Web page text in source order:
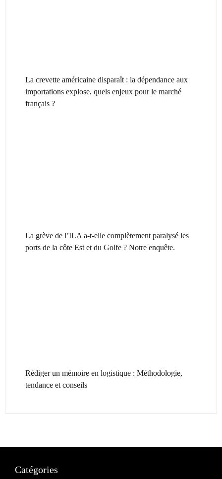
La crevette américaine disparaît : la dépendance aux
importations explose, quels enjeux pour le marché
français ?
La grève de l’ILA a-t-elle complètement paralysé les
ports de la côte Est et du Golfe ? Notre enquête.
Rédiger un mémoire en logistique : Méthodologie,
tendance et conseils
Catégories